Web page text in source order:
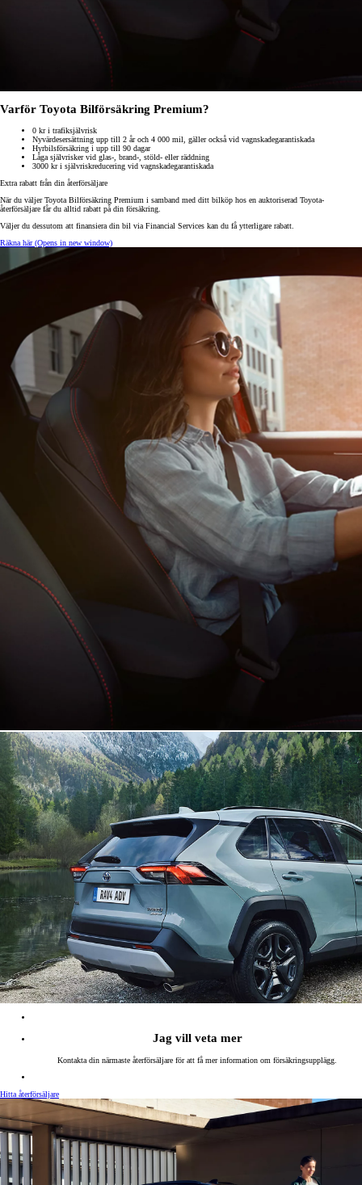
Varför Toyota Bilförsäkring Premium?
0 kr i trafiksjälvrisk
Nyvärdesersättning upp till 2 år och 4 000 mil, gäller också vid vagnskadegarantiskada
Hyrbilsförsäkring i upp till 90 dagar
Låga självrisker vid glas-, brand-, stöld- eller räddning
3000 kr i självriskreducering vid vagnskadegarantiskada
Extra rabatt från din återförsäljare
När du väljer Toyota Bilförsäkring Premium i samband med ditt bilköp hos en auktoriserad Toyota-
återförsäljare får du alltid rabatt på din försäkring.
Väljer du dessutom att finansiera din bil via Financial Services kan du få ytterligare rabatt.
Räkna här(Opens in new window)
Jag vill veta mer
Kontakta din närmaste återförsäljare för att få mer information om försäkringsupplägg.
Hitta återförsäljare